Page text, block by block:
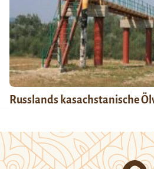
Russlands kasachstanische